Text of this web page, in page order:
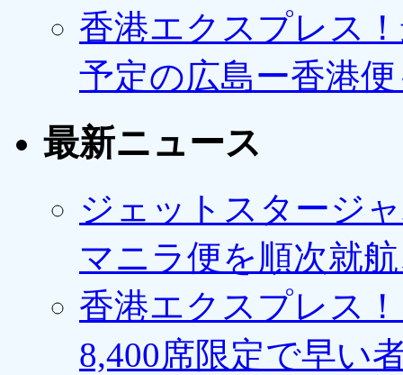
香港エクスプレス
予定の広島ー香港
最新ニュース
ジェットスタージ
マニラ便を順次就
香港エクスプレス
8,400席限定で早い